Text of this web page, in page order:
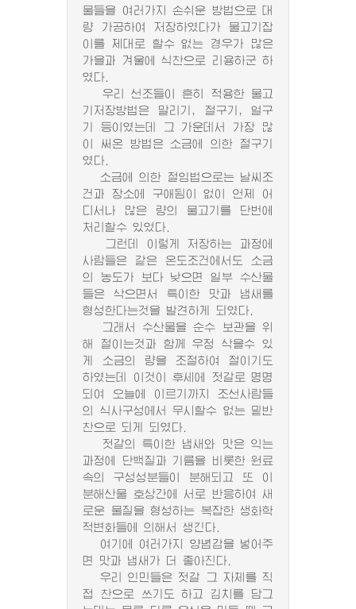
물들을 여러가지 손쉬운 방법으로 대
량 가공하여 저장하였다가 물고기잡
이를 제대로 할수 없는 경우가 많은
가을과 겨울에 식찬으로 리용하군 하
였다.
우리 선조들이 흔히 적용한 물고
기저장방법은 말리기, 절구기, 얼구
기 등이였는데 그 가운데서 가장 많
이 써온 방법은 소금에 의한 절구기
였다.
소금에 의한 절임법으로는 날씨조
건과 장소에 구애됨이 없이 언제 어
디서나 많은 량의 물고기를 단번에
처리할수 있었다.
그런데 이렇게 저장하는 과정에
사람들은 같은 온도조건에서도 소금
의 농도가 보다 낮으면 일부 수산물
들은 삭으면서 특이한 맛과 냄새를
형성한다는것을 발견하게 되였다.
그래서 수산물을 순수 보관을 위
해 절이는것과 함께 우정 삭을수 있
게 소금의 량을 조절하여 절이기도
하였는데 이것이 후세에 젓갈로 명명
되여 오늘에 이르기까지 조선사람들
의 식사구성에서 무시할수 없는 밑반
찬으로 되게 되였다.
젓갈의 특이한 냄새와 맛은 익는
과정에 단백질과 기름을 비롯한 원료
속의 구성성분들이 분해되고 또 이
분해산물 호상간에 서로 반응하여 새
로운 물질을 형성하는 복잡한 생화학
적변화들에 의해서 생긴다.
여기에 여러가지 양념감을 넣어주
면 맛과 냄새가 더 좋아진다.
우리 인민들은 젓갈 그 자체를 직
접 찬으로 쓰기도 하고 김치를 담그